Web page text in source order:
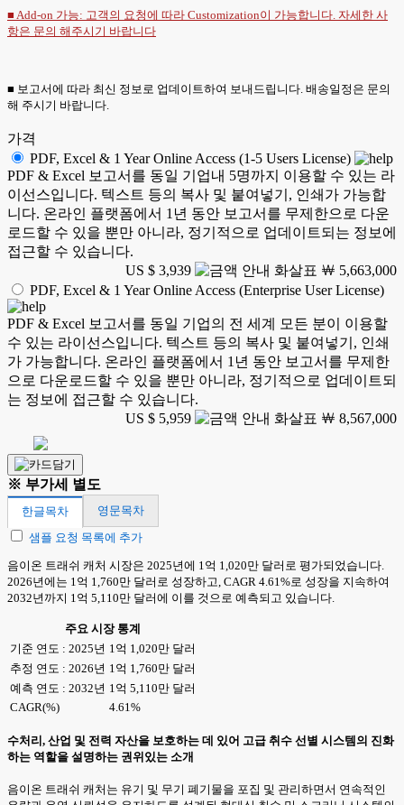
■ Add-on 가능: 고객의 요청에 따라 Customization이 가능합니다. 자세한 사
항은 문의 해주시기 바랍니다
■ 보고서에 따라 최신 정보로 업데이트하여 보내드립니다. 배송일정은 문의
해 주시기 바랍니다.
가격
PDF, Excel & 1 Year Online Access (1-5 Users License)
PDF & Excel 보고서를 동일 기업내 5명까지 이용할 수 있는 라
이선스입니다. 텍스트 등의 복사 및 붙여넣기, 인쇄가 가능합
니다. 온라인 플랫폼에서 1년 동안 보고서를 무제한으로 다운
로드할 수 있을 뿐만 아니라, 정기적으로 업데이트되는 정보에
접근할 수 있습니다.
US $ 3,939
￦ 5,663,000
PDF, Excel & 1 Year Online Access (Enterprise User License)
PDF & Excel 보고서를 동일 기업의 전 세계 모든 분이 이용할
수 있는 라이선스입니다. 텍스트 등의 복사 및 붙여넣기, 인쇄
가 가능합니다. 온라인 플랫폼에서 1년 동안 보고서를 무제한
으로 다운로드할 수 있을 뿐만 아니라, 정기적으로 업데이트되
는 정보에 접근할 수 있습니다.
US $ 5,959
￦ 8,567,000
※ 부가세 별도
한글목차
영문목차
샘플 요청 목록에 추가
음이온 트래쉬 캐처 시장은 2025년에 1억 1,020만 달러로 평가되었습니다.
2026년에는 1억 1,760만 달러로 성장하고, CAGR 4.61%로 성장을 지속하여
2032년까지 1억 5,110만 달러에 이를 것으로 예측되고 있습니다.
주요 시장 통계
기준 연도 : 2025년 1억 1,020만 달러
추정 연도 : 2026년 1억 1,760만 달러
예측 연도 : 2032년 1억 5,110만 달러
CAGR(%)
4.61%
수처리, 산업 및 전력 자산을 보호하는 데 있어 고급 취수 선별 시스템의 진화
하는 역할을 설명하는 권위있는 소개
음이온 트래쉬 캐처는 유기 및 무기 폐기물을 포집 및 관리하면서 연속적인